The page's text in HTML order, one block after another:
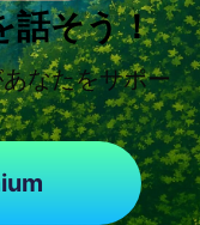
話そう！
なたをサポー